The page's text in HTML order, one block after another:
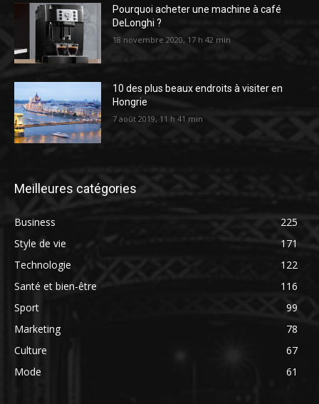
Pourquoi acheter une machine à café
DeLonghi ?
18 novembre 2020, 17 h 42 min
10 des plus beaux endroits à visiter en
Hongrie
7 août 2019, 11 h 41 min
Meilleures catégories
Business
225
Style de vie
171
Technologie
122
Santé et bien-être
116
Sport
99
Marketing
78
Culture
67
Mode
61